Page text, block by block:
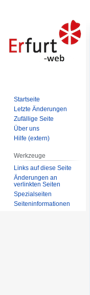
Startseite
Letzte Änderungen
Zufällige Seite
Über uns
Hilfe (extern)
Werkzeuge
Links auf diese Seite
Änderungen an
verlinkten Seiten
Spezialseiten
Seiten­informationen